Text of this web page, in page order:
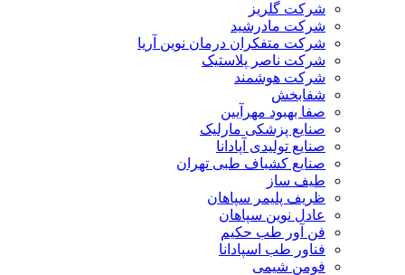
شرکت گلریز
شرکت مادرشید
شرکت متفکران درمان نوین آریا
شرکت ناصر پلاستیک
شرکت هوشمند
شفابخش
صفا بهبود مهرآیین
صنایع پزشکی مارلیک
صنایع تولیدی آپادانا
صنایع کشباف طبی تهران
طیف ساز
ظریف پلیمر سپاهان
عادل نوین سپاهان
فن آور طب حکیم
فناور طب اسپادانا
فومن شیمی